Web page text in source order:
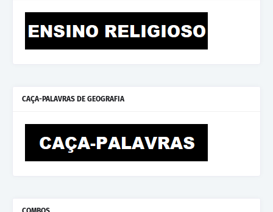
CAÇA-PALAVRAS DE GEOGRAFIA